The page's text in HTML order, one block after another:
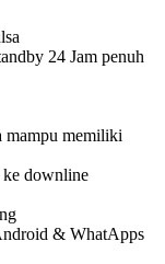
24 Jam penuh
mampu memiliki
ke downline
& WhatApps